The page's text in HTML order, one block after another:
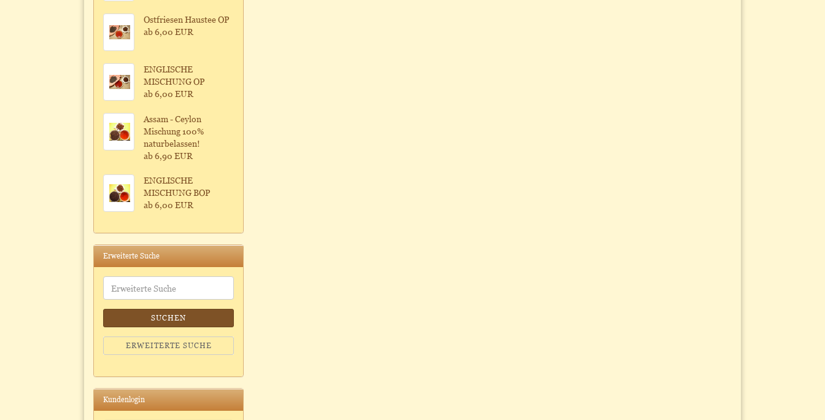
Ostfriesen Haustee OP
ab 6,00 EUR
ENGLISCHE
MISCHUNG OP
ab 6,00 EUR
Assam - Ceylon
Mischung 100%
naturbelassen!
ab 6,90 EUR
ENGLISCHE
MISCHUNG BOP
ab 6,00 EUR
Erweiterte Suche
Erweiterte
Suche
SUCHEN
ERWEITERTE SUCHE
Kundenlogin